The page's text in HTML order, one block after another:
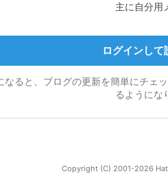
主に自分用
ログインして
なると、ブログの更新を簡単にチェ
るようにな
Copyright (C) 2001-2026